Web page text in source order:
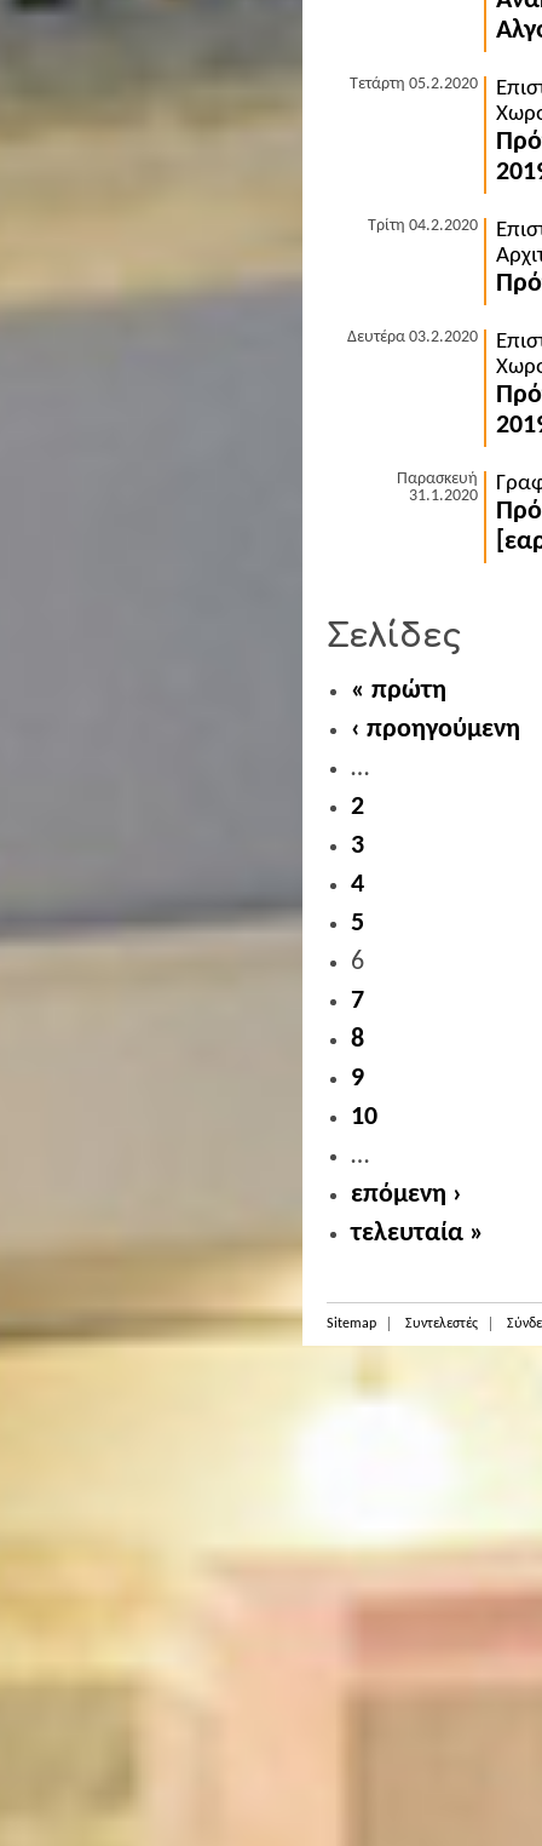
Τετάρτη 05.2.2020
Τρίτη 04.2.2020
Δευτέρα 03.2.2020
Παρασκευή
31.1.2020
Σελίδες
« πρώτη
‹ προηγούμενη
…
2
3
4
5
6
7
8
9
10
…
επόμενη ›
τελευταία »
Sitemap Συντελεστές